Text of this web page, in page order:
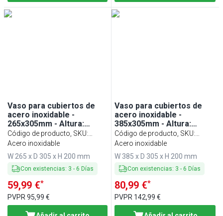
Vaso para cubiertos de
acero inoxidable -
265x305mm - Altura:
200mm - Acero inoxidable
- para 4 cestillos - incl. 4
inoxidable - modelo de
sobremesa
Código de producto, SKU:
BEBH24
Acero inoxidable
W 265 x D 305 x H 200 mm
Con existencias: 3 - 6 Días
59,99 €*
PVPR 95,99 €
Vaso para cubiertos de
acero inoxidable -
385x305mm - Altura:
200mm - Acero inoxidable
- para 6 cestillos - incl. 6
inoxidable - con asa de
transporte - Modelo de
Código de producto, SKU:
BEBH36T
Acero inoxidable
W 385 x D 305 x H 200 mm
Con existencias: 3 - 6 Días
80,99 €*
PVPR 142,99 €